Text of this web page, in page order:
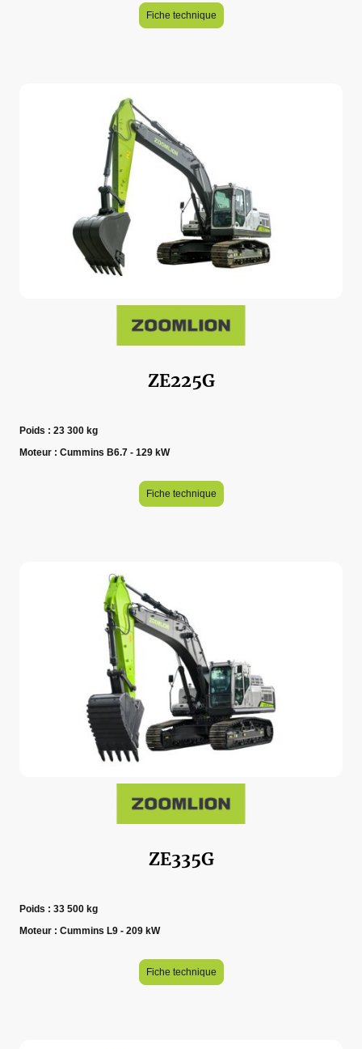
Fiche technique
ZE225G
Poids : 23 300 kg
Moteur : Cummins B6.7 - 129 kW
Fiche technique
ZE335G
Poids : 33 500 kg
Moteur : Cummins L9 - 209 kW
Fiche technique